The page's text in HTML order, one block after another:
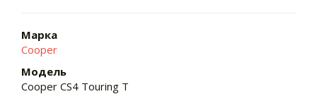
Марка
Cooper
Модель
Cooper CS4 Touring T